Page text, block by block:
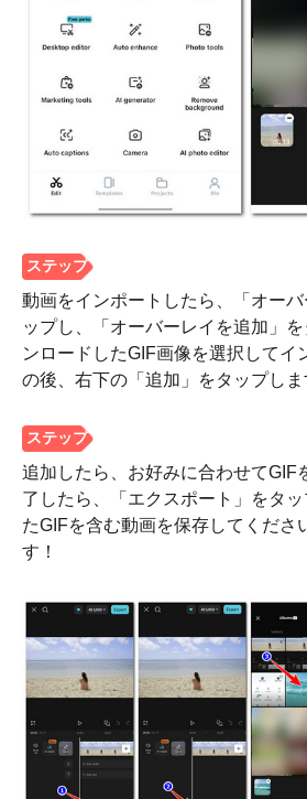
動画をインポートしたら、「オー
ップし、「オーバーレイを追加」
ンロードしたGIF画像を選択してイ
の後、右下の「追加」をタップしま
追加したら、お好みに合わせてGIF
了したら、「エクスポート」をタ
たGIFを含む動画を保存してくださ
す！